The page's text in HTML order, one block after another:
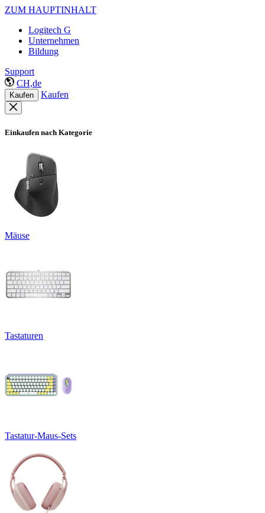
ZUM HAUPTINHALT
Logitech G
Unternehmen
Bildung
Support
CH,de
Kaufen Kaufen
Einkaufen nach Kategorie
Mäuse
Tastaturen
Tastatur-Maus-Sets